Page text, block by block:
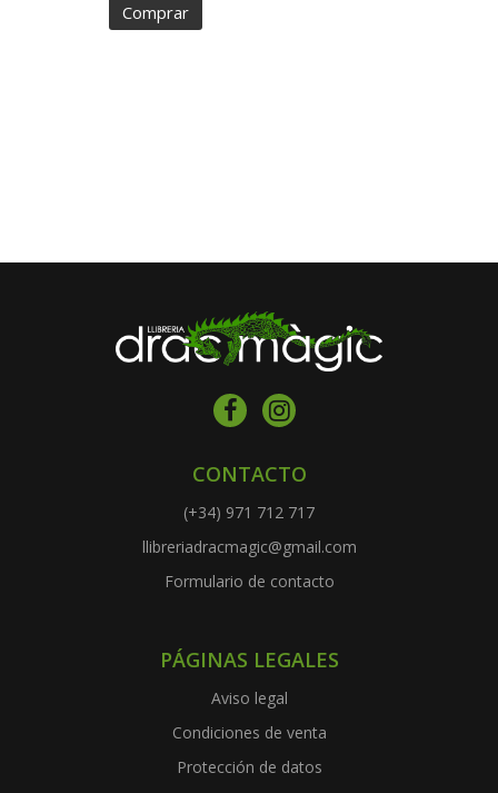
Comprar
CONTACTO
(+34) 971 712 717
llibreriadracmagic@gmail.com
Formulario de contacto
PÁGINAS LEGALES
Aviso legal
Condiciones de venta
Protección de datos